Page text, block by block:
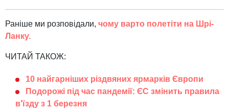
Раніше ми розповідали, чому варто полетіти на Шрі-
Ланку.
ЧИТАЙ ТАКОЖ:
10 найгарніших різдвяних ярмарків Європи
Подорожі під час пандемії: ЄС змінить правила
в'їзду з 1 березня